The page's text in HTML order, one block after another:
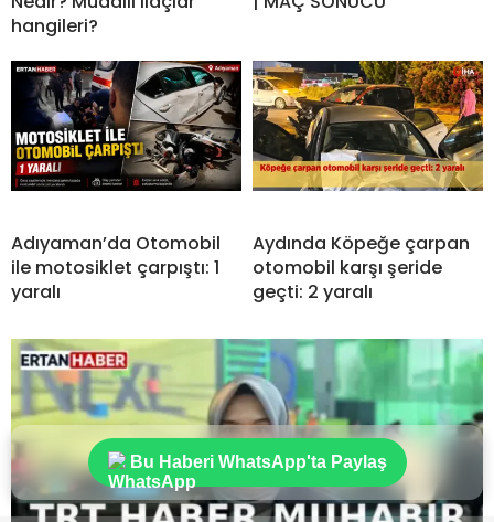
hangileri?
Adıyaman’da Otomobil
ile motosiklet çarpıştı: 1
yaralı
Aydında Köpeğe çarpan
otomobil karşı şeride
geçti: 2 yaralı
Bu Haberi WhatsApp'ta Paylaş